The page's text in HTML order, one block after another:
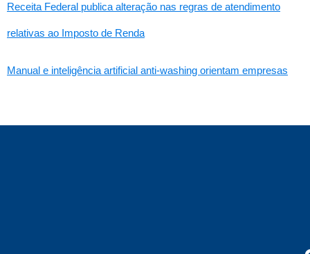
Receita Federal publica alteração nas regras de atendimento
relativas ao Imposto de Renda
Manual e inteligência artificial anti-washing orientam empresas